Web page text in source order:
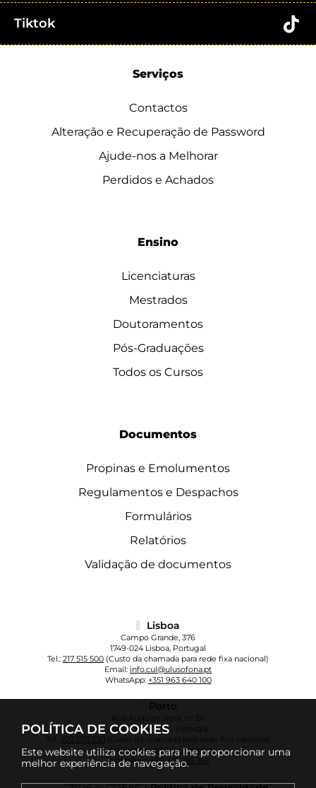
POLÍTICA DE COOKIES
Este website utiliza cookies para lhe proporcionar uma
melhor experiência de navegação.
Tiktok
Serviços
Contactos
Alteração e Recuperação de Password
Ajude-nos a Melhorar
Perdidos e Achados
Ensino
Licenciaturas
Mestrados
Doutoramentos
Pós-Graduações
Todos os Cursos
Documentos
Propinas e Emolumentos
Regulamentos e Despachos
Formulários
Relatórios
Validação de documentos
Lisboa
Campo Grande, 376
1749-024 Lisboa, Portugal
Tel.: 217 515 500 (Custo da chamada para rede fixa nacional)
Email: info.cul@ulusofona.pt
WhatsApp: +351 963 640 100
Porto
Rua Augusto Rosa, nº 24
4000-098 Porto - Portugal
222 073 230
(Custo da chamada para rede fixa nacional)
Email:info.cup@ulusofona.pt
WhatsApp:+351 961 135 355